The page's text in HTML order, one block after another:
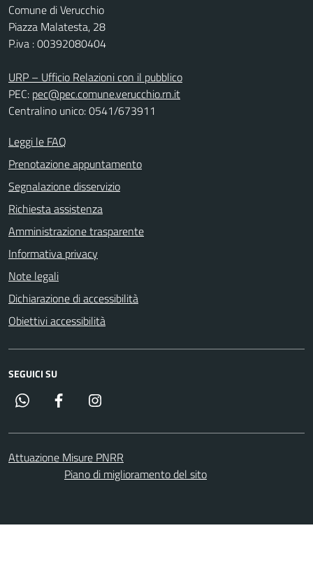
Comune di Verucchio
Piazza Malatesta, 28
P.iva : 00392080404
URP – Ufficio Relazioni con il pubblico
PEC: pec@pec.comune.verucchio.rn.it
Centralino unico: 0541/673911
Leggi le FAQ
Prenotazione appuntamento
Segnalazione disservizio
Richiesta assistenza
Amministrazione trasparente
Informativa privacy
Note legali
Dichiarazione di accessibilità
Obiettivi accessibilità
SEGUICI SU
Whatsapp Facebook
Attuazione Misure PNRR
Piano di miglioramento del sito